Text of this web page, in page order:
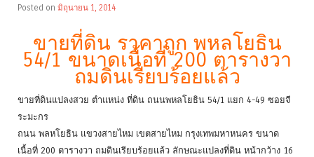
Posted on มิถุนายน 1, 2014
ขายที่ดิน ราคาถูก พหลโยธิน
54/1 ขนาดเนื้อที่ 200 ตารางวา
ถมดินเรียบร้อยแล้ว
ขายที่ดินแปลงสวย ตำแหน่ง ที่ดิน ถนนพหลโยธิน 54/1 แยก 4-49 ซอยจี
ระมะกร
ถนน พลหโยธิน แขวงสายไหม เขตสายไหม กรุงเทพมหาหนคร ขนาด
เนื้อที่ 200 ตารางวา ถมดินเรียบร้อยแล้ว ลักษณะแปลงที่ดิน หน้ากว้าง 16